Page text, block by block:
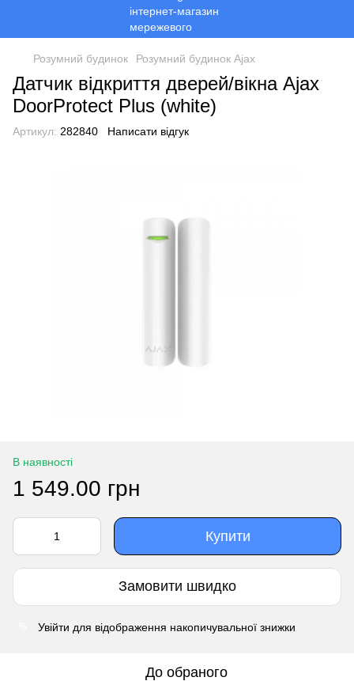
Розумний будинок Розумний будинок Ajax
Датчик відкриття дверей/вікна Ajax
DoorProtect Plus (white)
Артикул: 282840 Написати відгук
В наявності
1 549.00 грн
Купити
Замовити швидко
Увійти для відображення накопичувальної знижки
До обраного